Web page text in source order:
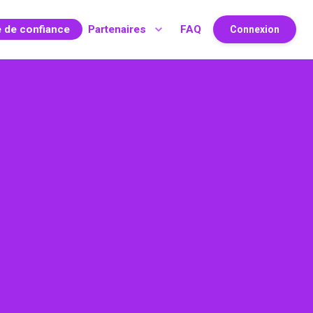
de confiance Partenaires FAQ Connexion